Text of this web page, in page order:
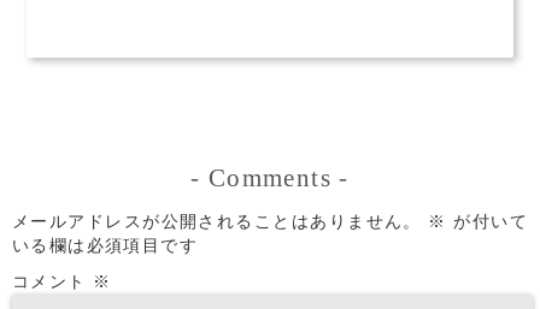
- Comments -
メールアドレスが公開されることはありません。 ※ が付いて
いる欄は必須項目です
コメント
※